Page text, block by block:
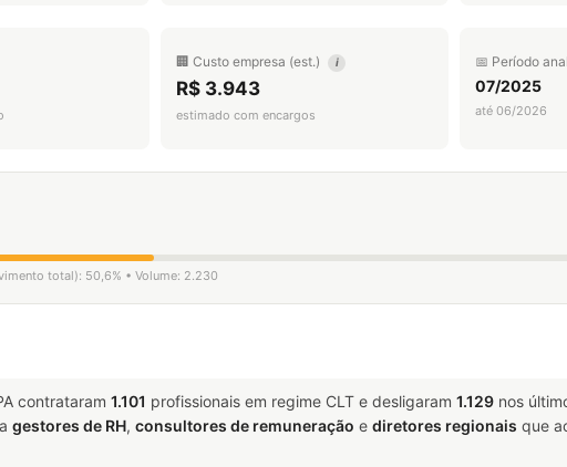
🏢 Custo empresa (est.) i
R$ 3.943
estimado com encargos
📅 Período
07/2025
até 06/2026
total): 50,6% • Volume: 2.230
contrataram 1.101 profissionais em regime CLT e desligaram 1.129 nos
gestores de RH, consultores de remuneração e diretores regionais que